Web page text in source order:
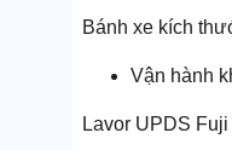
Bánh xe kích
Vận hành
Lavor UPDS